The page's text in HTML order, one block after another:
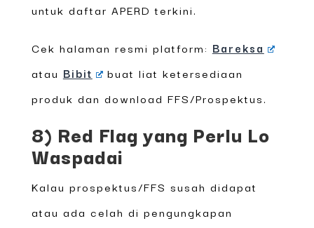
untuk daftar APERD terkini.
Cek halaman resmi platform: Bareksa
atau Bibit
buat liat ketersediaan
produk dan download FFS/Prospektus.
8) Red Flag yang Perlu Lo
Waspadai
Kalau prospektus/FFS susah didapat
atau ada celah di pengungkapan